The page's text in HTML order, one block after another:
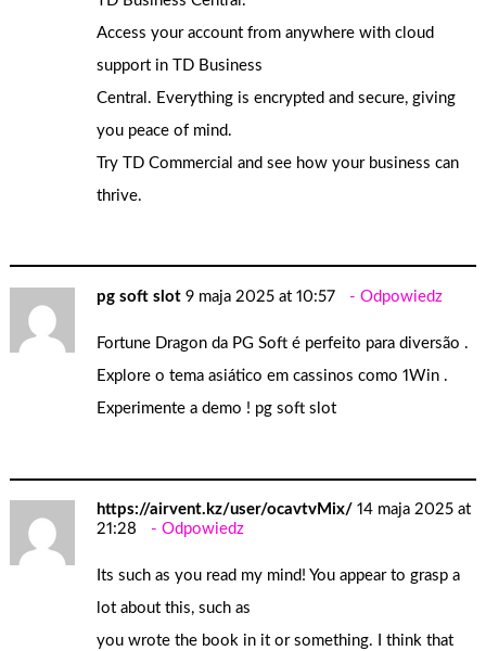
Access your account from anywhere with cloud
support in TD Business
Central. Everything is encrypted and secure, giving
you peace of mind.
Try TD Commercial and see how your business can
thrive.
pg soft slot 9 maja 2025 at 10:57 Odpowiedz
Fortune Dragon da PG Soft é perfeito para diversão .
Explore o tema asiático em cassinos como 1Win .
Experimente a demo ! pg soft slot
https://airvent.kz/user/ocavtvMix/ 14 maja 2025 at
21:28
Odpowiedz
Its such as you read my mind! You appear to grasp a
lot about this, such as
you wrote the book in it or something. I think that